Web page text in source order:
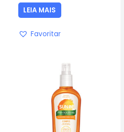
5
LEIA MAIS
Favoritar